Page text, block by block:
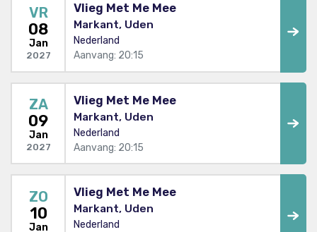
VR
08
Jan
2027
Vlieg Met Me Mee
Markant, Uden
Nederland
Aanvang: 20:15
ZA
09
Jan
2027
Vlieg Met Me Mee
Markant, Uden
Nederland
Aanvang: 20:15
ZO
10
Jan
Vlieg Met Me Mee
Markant, Uden
Nederland